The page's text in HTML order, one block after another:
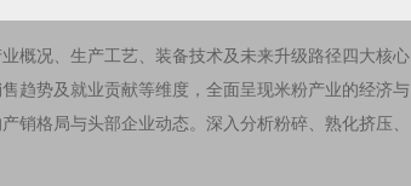
概况、生产工艺、装备技术及未来升级路径四大核心
趋势及就业贡献等维度，全面呈现米粉产业的经济与
销格局与头部企业动态。深入分析粉碎、熟化挤压、